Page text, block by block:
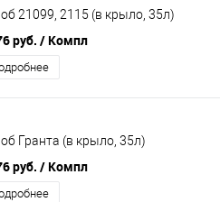
21099, 2115 (в крыло, 35л)
руб. / Компл
Гранта (в крыло, 35л)
руб. / Компл